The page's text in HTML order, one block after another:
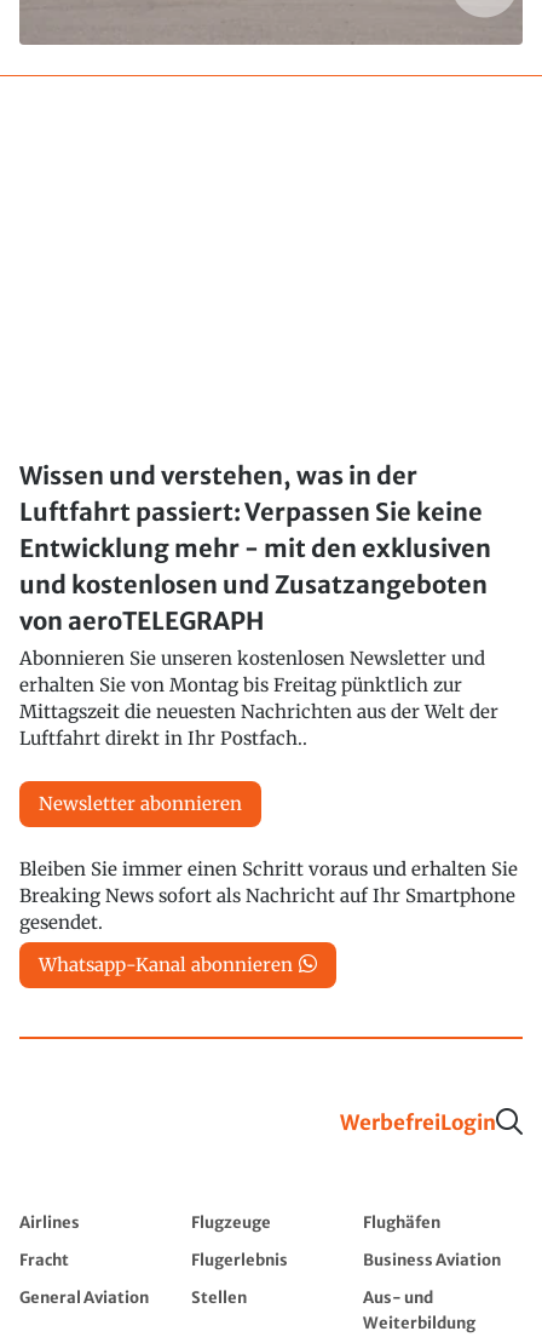
Wissen und verstehen, was in der
Luftfahrt passiert: Verpassen Sie keine
Entwicklung mehr - mit den exklusiven
und kostenlosen und Zusatzangeboten
von aeroTELEGRAPH
Abonnieren Sie unseren kostenlosen Newsletter und
erhalten Sie von Montag bis Freitag pünktlich zur
Mittagszeit die neuesten Nachrichten aus der Welt der
Luftfahrt direkt in Ihr Postfach..
Newsletter abonnieren
Bleiben Sie immer einen Schritt voraus und erhalten Sie
Breaking News sofort als Nachricht auf Ihr Smartphone
gesendet.
Whatsapp-Kanal abonnieren
WerbefreiLogin
Airlines Flugzeuge
Flughäfen
Fracht
Flugerlebnis
Business Aviation
General Aviation
Stellen
Aus- und
Weiterbildung